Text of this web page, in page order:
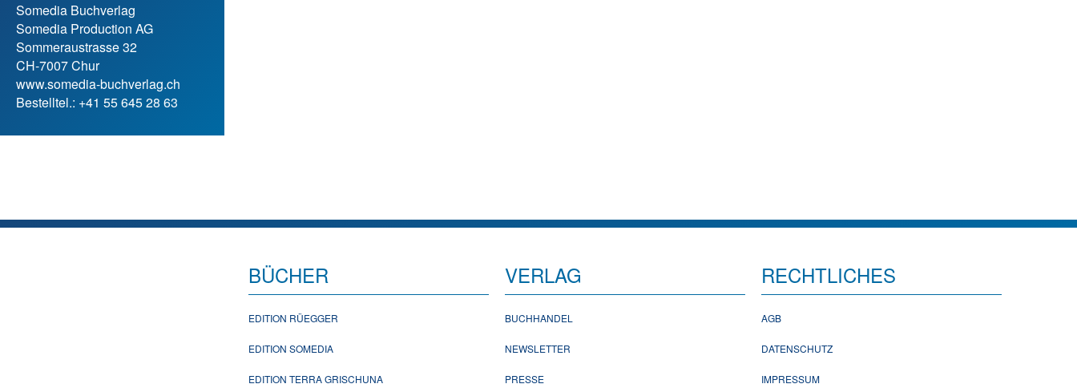
Somedia Buchverlag
Somedia Production AG
Sommeraustrasse 32
CH-7007 Chur
www.somedia-buchverlag.ch
Bestelltel.: +41 55 645 28 63
BÜCHER
EDITION RÜEGGER
EDITION SOMEDIA
EDITION TERRA GRISCHUNA
VERLAG
BUCHHANDEL
NEWSLETTER
PRESSE
RECHTLICHES
AGB
DATENSCHUTZ
IMPRESSUM